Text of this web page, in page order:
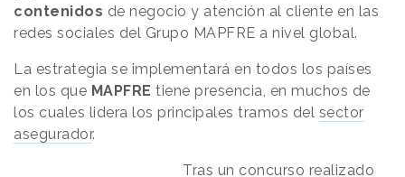
contenidos de negocio y atención al cliente en las
redes sociales del Grupo MAPFRE a nivel global.
La estrategia se implementará en todos los países
en los que MAPFRE tiene presencia, en muchos de
los cuales lidera los principales tramos del sector
asegurador.
Tras un concurso realizado